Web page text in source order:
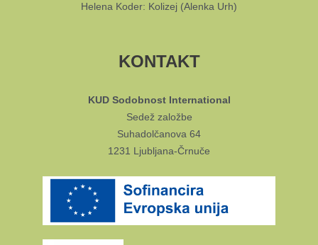
Helena Koder: Kolizej (Alenka Urh)
KONTAKT
KUD Sodobnost International
Sedež založbe
Suhadolčanova 64
1231 Ljubljana-Črnuče